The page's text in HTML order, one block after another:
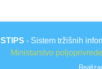
STIPS - Sistem tržišnih
Ministarstvo